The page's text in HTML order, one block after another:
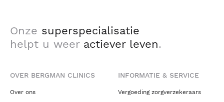
Onze superspecialisatie
helpt u weer actiever leven.
OVER BERGMAN CLINICS
Over ons
INFORMATIE & SERVICE
Vergoeding zorgverzekeraars